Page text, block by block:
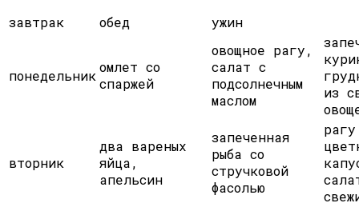
завтрак обед ужин
понедельник
омлет со
спаржей
овощное рагу,
салат с
подсолнечным
маслом
из
вторник
два вареных
яйца,
апельсин
запеченная
рыба со
стручковой
фасолью